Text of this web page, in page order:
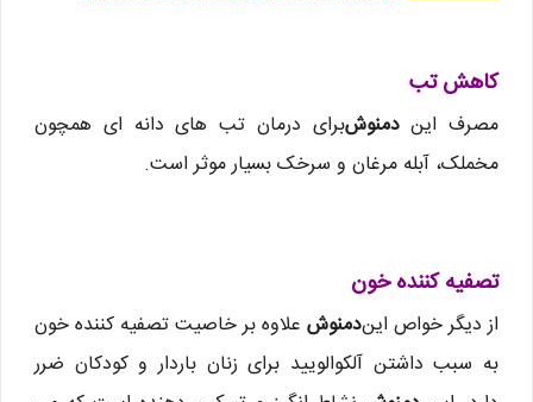
کاهش تب
مصرف ایندمنوشبرای درمان تب های دانه ای همچون
مخملک، آبله مرغان و سرخک بسیار موثر است.
تصفیه‌ كننده خون
از دیگر خواص ایندمنوش علاوه بر خاصیت تصفیه کننده خون
به سبب داشتن آلکوالویید برای زنان باردار و کودکان ضرر